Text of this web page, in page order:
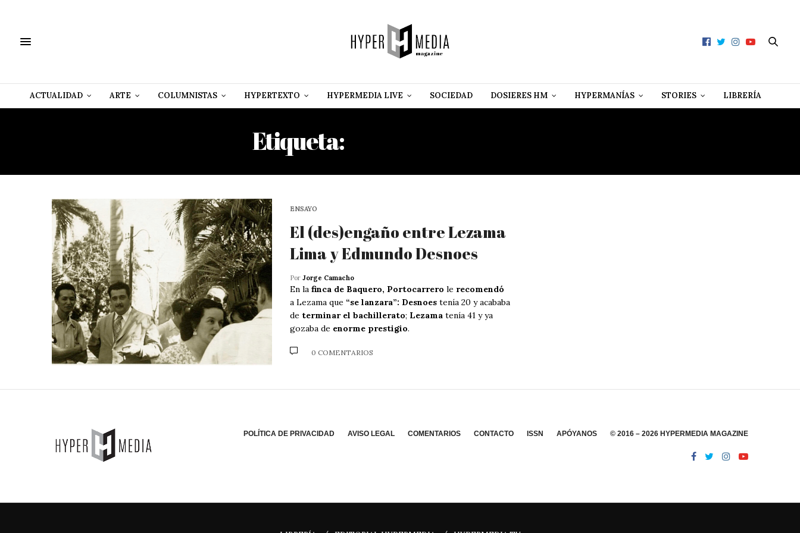
ACTUALIDAD ARTE COLUMNISTAS HYPERTEXTO HYPERMEDIA LIVE SOCIEDAD DOSIERES HM HYPERMANÍAS STORIES LIBRERÍA
Etiqueta:
ENSAYO
El (des)engaño entre Lezama
Lima y Edmundo Desnoes
Por Jorge Camacho
En la finca de Baquero, Portocarrero le recomendó
a Lezama que “se lanzara”: Desnoes tenía 20 y acababa
de terminar el bachillerato; Lezama tenía 41 y ya
gozaba de enorme prestigio.
0 COMENTARIOS
POLÍTICA DE PRIVACIDAD AVISO LEGAL COMENTARIOS CONTACTO ISSN APÓYANOS © 2016 – 2026 HYPERMEDIA MAGAZINE